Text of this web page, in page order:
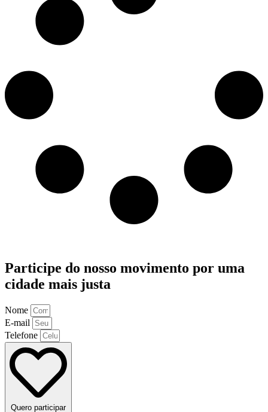
Participe do nosso movimento por uma
cidade mais justa
Nome
E-mail
Telefone
Quero participar